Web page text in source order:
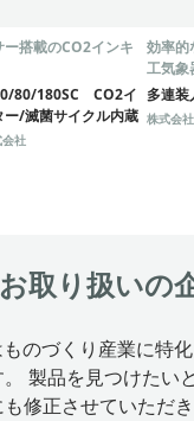
搭載のCO2インキ
80/180SC CO2イ
ー/滅菌サイクル内蔵
社
効率的
工気象
多連装
株式会
取り扱いの
のづくり産業に特
製品を見つけたい
修正させていただ